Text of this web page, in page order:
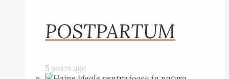
POSTPARTUM
5 years ago